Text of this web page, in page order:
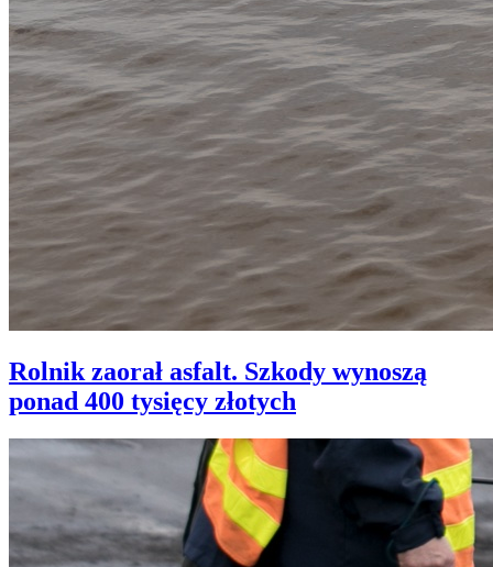
Rolnik zaorał asfalt. Szkody wynoszą
ponad 400 tysięcy złotych